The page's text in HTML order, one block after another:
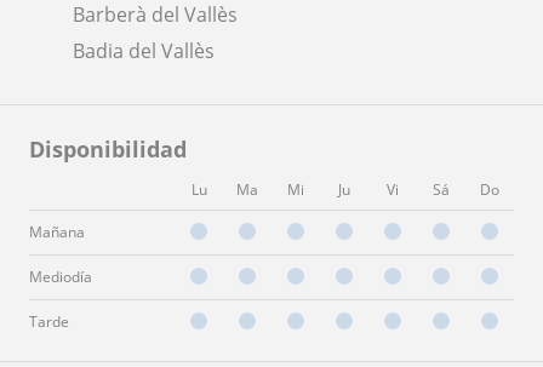
Barberà del Vallès
Badia del Vallès
Disponibilidad
Lu Ma Mi Ju Vi Sá Do
Mañana
Mediodía
Tarde